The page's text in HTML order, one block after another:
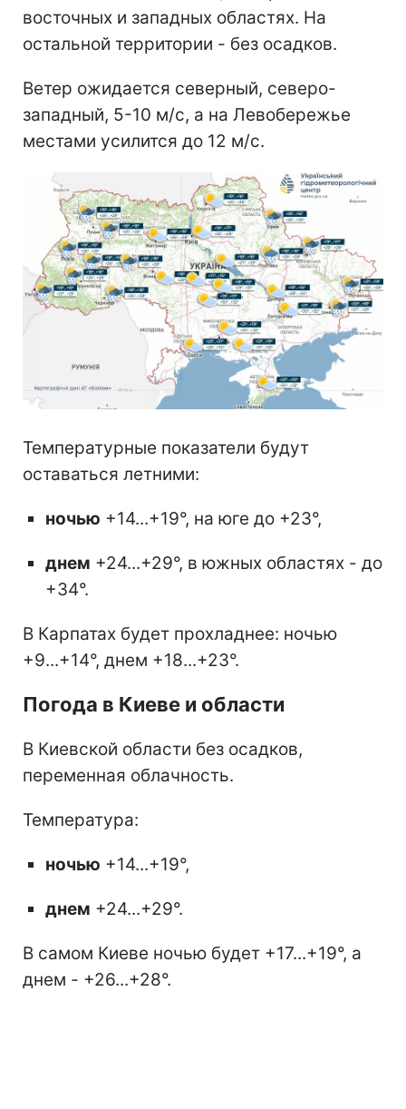
восточных и западных областях. На
остальной территории - без осадков.
Ветер ожидается северный, северо-
западный, 5-10 м/с, а на Левобережье
местами усилится до 12 м/с.
Температурные показатели будут
оставаться летними:
ночью +14...+19°, на юге до +23°,
днем +24...+29°, в южных областях - до
+34°.
В Карпатах будет прохладнее: ночью
+9...+14°, днем +18...+23°.
Погода в Киеве и области
В Киевской области без осадков,
переменная облачность.
Температура:
ночью +14...+19°,
днем +24...+29°.
В самом Киеве ночью будет +17...+19°, а
днем - +26...+28°.